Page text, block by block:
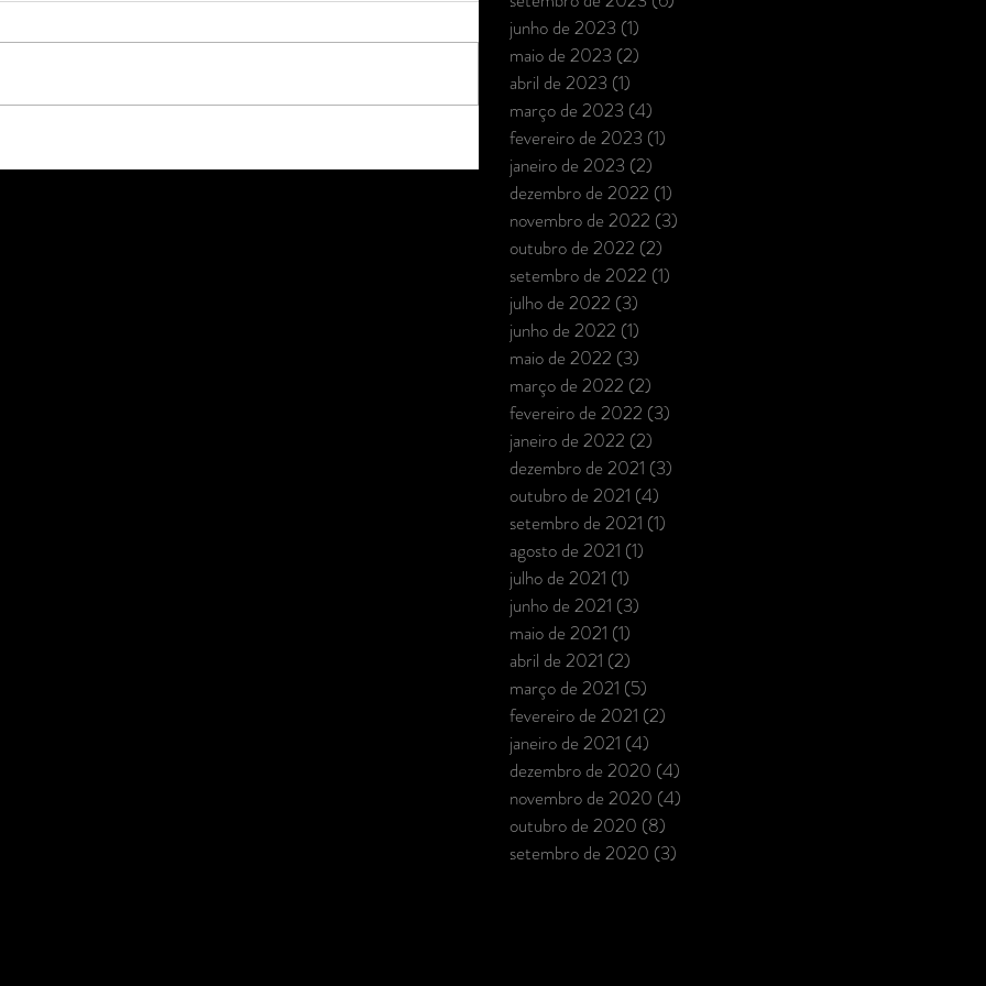
junho de 2023 (1)
maio de 2023 (2)
abril de 2023 (1)
março de 2023 (4)
fevereiro de 2023 (1)
janeiro de 2023 (2)
dezembro de 2022 (1)
novembro de 2022 (3)
outubro de 2022 (2)
setembro de 2022 (1)
julho de 2022 (3)
junho de 2022 (1)
maio de 2022 (3)
março de 2022 (2)
fevereiro de 2022 (3)
janeiro de 2022 (2)
dezembro de 2021 (3)
outubro de 2021 (4)
setembro de 2021 (1)
agosto de 2021 (1)
julho de 2021 (1)
junho de 2021 (3)
maio de 2021 (1)
abril de 2021 (2)
março de 2021 (5)
fevereiro de 2021 (2)
janeiro de 2021 (4)
dezembro de 2020 (4)
novembro de 2020 (4)
outubro de 2020 (8)
setembro de 2020 (3)